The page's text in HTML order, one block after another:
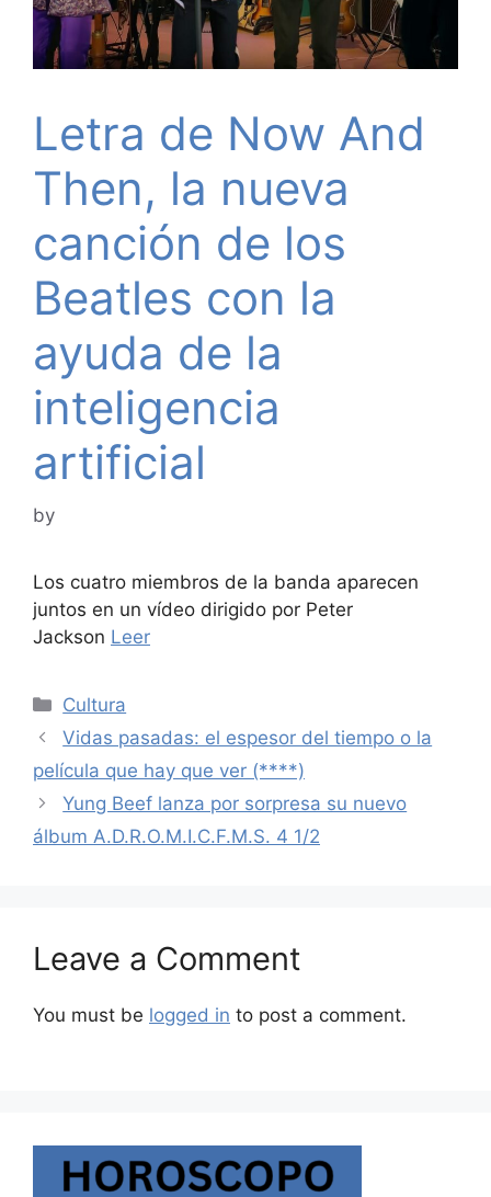
Letra de Now And
Then, la nueva
canción de los
Beatles con la
ayuda de la
inteligencia
artificial
by
Los cuatro miembros de la banda aparecen
juntos en un vídeo dirigido por Peter
Jackson Leer
Categories
Cultura
Vidas pasadas: el espesor del tiempo o la
película que hay que ver (****)
Yung Beef lanza por sorpresa su nuevo
álbum A.D.R.O.M.I.C.F.M.S. 4 1/2
Leave a Comment
You must be logged in to post a comment.